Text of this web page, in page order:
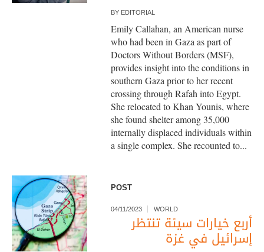
BY EDITORIAL
Emily Callahan, an American nurse
who had been in Gaza as part of
Doctors Without Borders (MSF),
provides insight into the conditions in
southern Gaza prior to her recent
crossing through Rafah into Egypt.
She relocated to Khan Younis, where
she found shelter among 35,000
internally displaced individuals within
a single complex. She recounted to...
POST
04/11/2023 WORLD
أربع خيارات سيئة تنتظر
إسرائيل في غزة